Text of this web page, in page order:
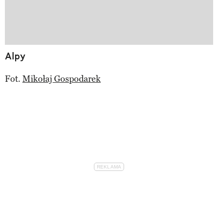
Alpy
Fot. Mikołaj Gospodarek